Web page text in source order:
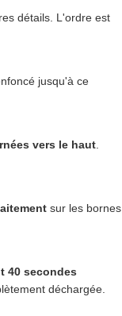
détails. L'ordre est
jusqu'à ce
vers le haut.
sur les bornes
40 secondes
déchargée.